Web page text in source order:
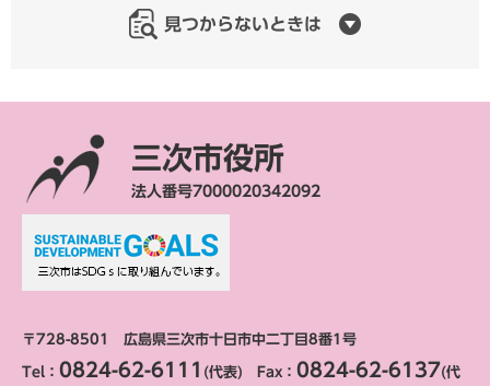
見つからないときは
三次市役所
法人番号7000020342092
〒728-8501 広島県三次市十日市中二丁目8番1号
Tel： 0824-62-6111 (代表) Fax： 0824-62-6137(代